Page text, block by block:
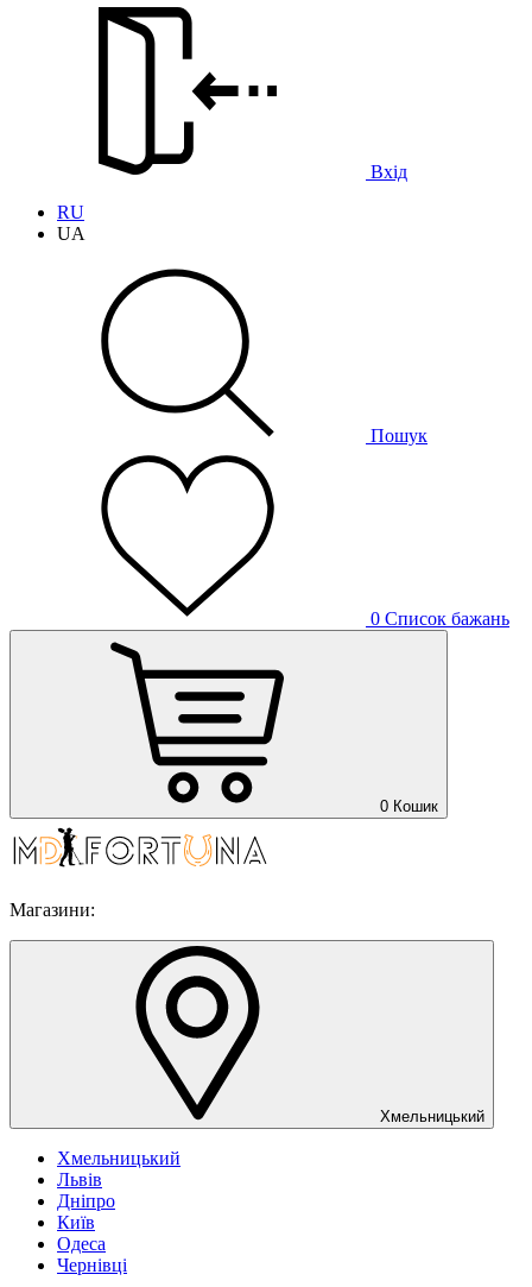
Вхід
RU
UA
Пошук
0 Список бажань
0 Кошик
Магазини:
Хмельницький
Хмельницький
Львів
Дніпро
Київ
Одеса
Чернівці